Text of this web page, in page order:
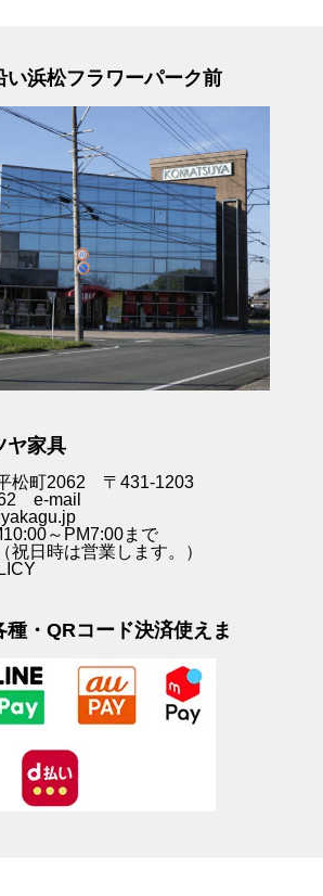
い浜松フラワーパーク前
家具
松町2062 〒431-1203
e-mail
～PM7:00まで
日時は営業します。）
種・QRコード決済使えま